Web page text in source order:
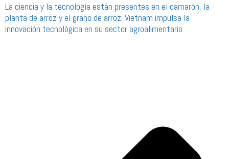
La ciencia y la tecnología están presentes en el camarón, la
planta de arroz y el grano de arroz: Vietnam impulsa la
innovación tecnológica en su sector agroalimentario